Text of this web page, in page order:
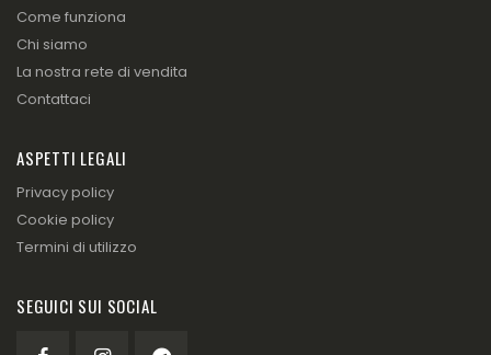
Come funziona
Chi siamo
La nostra rete di vendita
Contattaci
ASPETTI LEGALI
Privacy policy
Cookie policy
Termini di utilizzo
SEGUICI SUI SOCIAL